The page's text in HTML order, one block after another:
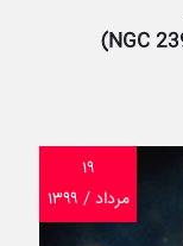
۱۹
مرداد / ۱۳۹۹